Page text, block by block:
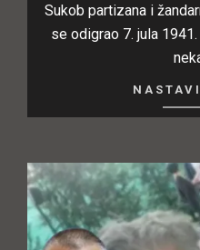
Sukob partizana i
se odigrao 7. jula